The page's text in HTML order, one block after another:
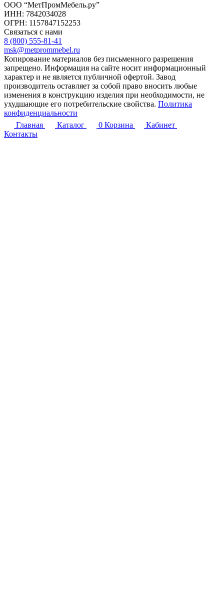
ООО “МетПромМебель.ру”
ИНН: 7842034028
ОГРН: 1157847152253
Связаться с нами
8 (800) 555-81-41
msk@metprommebel.ru
Копирование материалов без письменного разрешения
запрещено. Информация на сайте носит информационный
характер и не является публичной офертой. Завод
производитель оставляет за собой право вносить любые
изменения в конструкцию изделия при необходимости, не
ухудшающие его потребительские свойства. Политика
конфиденциальности
Главная
Каталог 0 Корзина
Кабинет
Контакты